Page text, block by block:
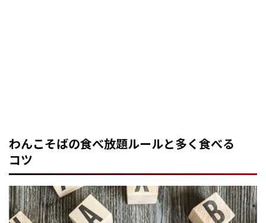
わんこそばの食べ放題ルールと多く食べる
コツ